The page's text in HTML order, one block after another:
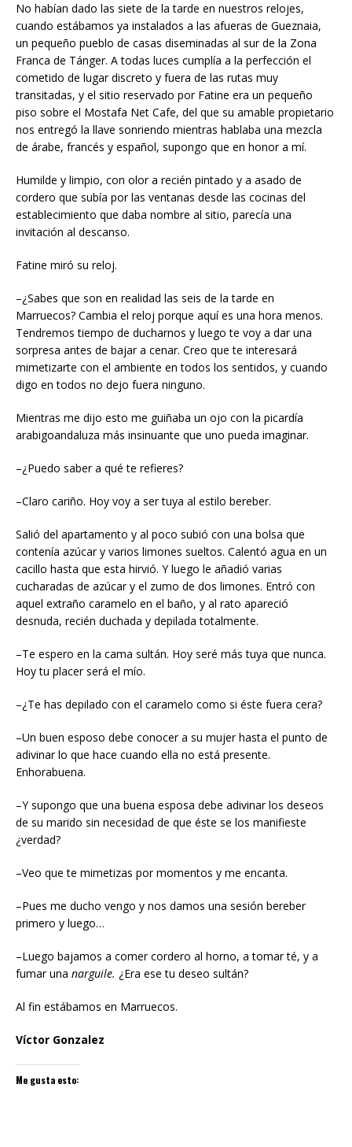
No habían dado las siete de la tarde en nuestros relojes,
cuando estábamos ya instalados a las afueras de Gueznaia,
un pequeño pueblo de casas diseminadas al sur de la Zona
Franca de Tánger. A todas luces cumplía a la perfección el
cometido de lugar discreto y fuera de las rutas muy
transitadas, y el sitio reservado por Fatine era un pequeño
piso sobre el Mostafa Net Cafe, del que su amable propietario
nos entregó la llave sonriendo mientras hablaba una mezcla
de árabe, francés y español, supongo que en honor a mí.
Humilde y limpio, con olor a recién pintado y a asado de
cordero que subía por las ventanas desde las cocinas del
establecimiento que daba nombre al sitio, parecía una
invitación al descanso.
Fatine miró su reloj.
–¿Sabes que son en realidad las seis de la tarde en
Marruecos? Cambia el reloj porque aquí es una hora menos.
Tendremos tiempo de ducharnos y luego te voy a dar una
sorpresa antes de bajar a cenar. Creo que te interesará
mimetizarte con el ambiente en todos los sentidos, y cuando
digo en todos no dejo fuera ninguno.
Mientras me dijo esto me guiñaba un ojo con la picardía
arabigoandaluza más insinuante que uno pueda imaginar.
–¿Puedo saber a qué te refieres?
–Claro cariño. Hoy voy a ser tuya al estilo bereber.
Salió del apartamento y al poco subió con una bolsa que
contenía azúcar y varios limones sueltos. Calentó agua en un
cacillo hasta que esta hirvió. Y luego le añadió varias
cucharadas de azúcar y el zumo de dos limones. Entró con
aquel extraño caramelo en el baño, y al rato apareció
desnuda, recién duchada y depilada totalmente.
–Te espero en la cama sultán. Hoy seré más tuya que nunca.
Hoy tu placer será el mío.
–¿Te has depilado con el caramelo como si éste fuera cera?
–Un buen esposo debe conocer a su mujer hasta el punto de
adivinar lo que hace cuando ella no está presente.
Enhorabuena.
–Y supongo que una buena esposa debe adivinar los deseos
de su marido sin necesidad de que éste se los manifieste
¿verdad?
–Veo que te mimetizas por momentos y me encanta.
–Pues me ducho vengo y nos damos una sesión bereber
primero y luego…
–Luego bajamos a comer cordero al horno, a tomar té, y a
fumar una narguile. ¿Era ese tu deseo sultán?
Al fin estábamos en Marruecos.
Víctor Gonzalez
Me gusta esto: